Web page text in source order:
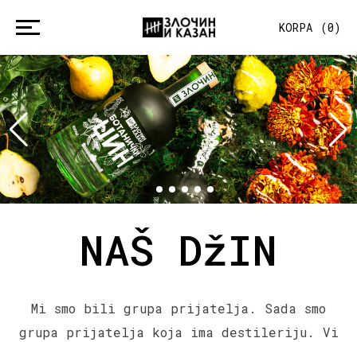
KORPA (0)
NAŠ DžIN
Mi smo bili grupa prijatelja. Sada smo
grupa prijatelja koja ima destileriju. Vi